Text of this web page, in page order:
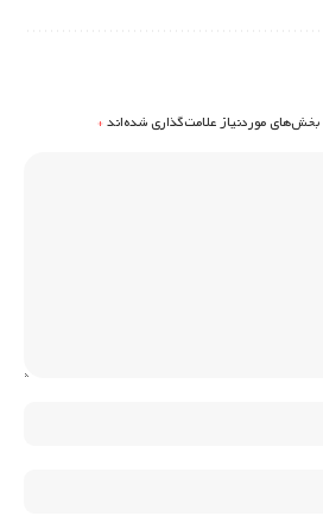
بخش‌های موردنیاز علامت‌گذاری شده‌اند*